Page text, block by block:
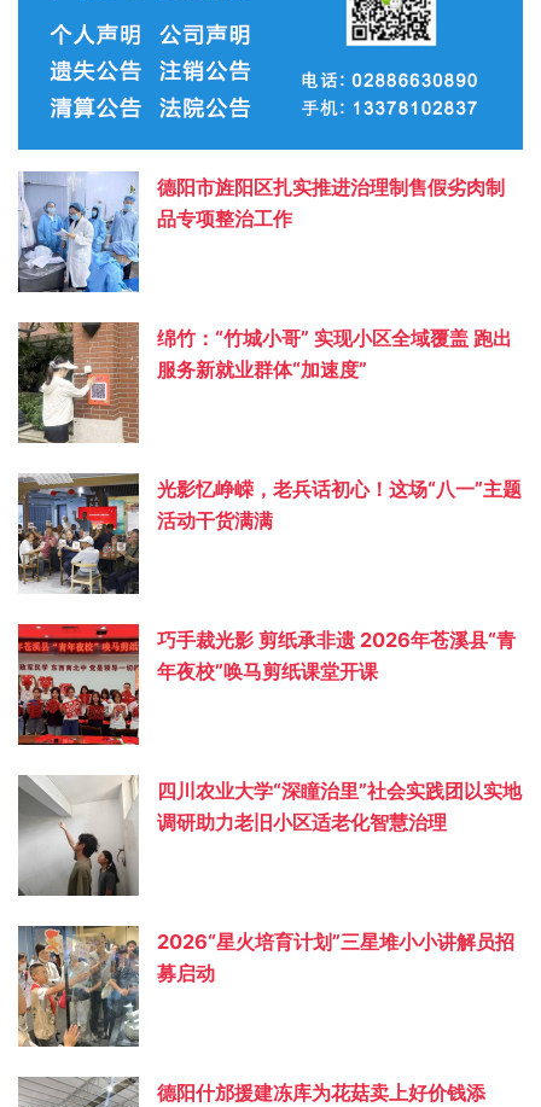
德阳市旌阳区扎实推进治理制售假劣肉制
品专项整治工作
绵竹：“竹城小哥” 实现小区全域覆盖 跑出
服务新就业群体“加速度”
光影忆峥嵘，老兵话初心！这场“八一”主题
活动干货满满
巧手裁光影 剪纸承非遗 2026年苍溪县“青
年夜校”唤马剪纸课堂开课
四川农业大学“深瞳治里”社会实践团以实地
调研助力老旧小区适老化智慧治理
2026“星火培育计划”三星堆小小讲解员招
募启动
德阳什邡援建冻库为花菇卖上好价钱添